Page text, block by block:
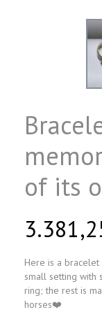
of its
Here is a
small setting with
ring; the rest is
horses❤️